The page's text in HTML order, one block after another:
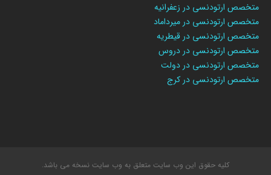
متخصص ارتودنسی در زعفرانیه
متخصص ارتودنسی در میرداماد
متخصص ارتودنسی در قیطریه
متخصص ارتودنسی در دروس
متخصص ارتودنسی در دولت
متخصص ارتودنسی در کرج
کلیه حقوق این وب سایت متعلق به وب سایت نسخه می باشد.